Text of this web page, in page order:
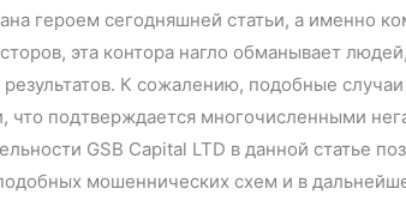
героем сегодняшней статьи, а именно
эта контора нагло обманывает
К сожалению, подобные
что подтверждается многочисленными
GSB Capital LTD в данной статье
мошеннических схем и в